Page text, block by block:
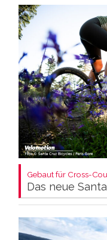
Gebaut für Cross-
Das neue